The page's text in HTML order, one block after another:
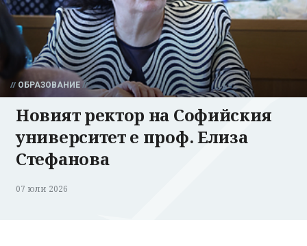
ОБРАЗОВАНИЕ
Новият ректор на Софийския
университет е проф. Елиза
Стефанова
07 юли 2026